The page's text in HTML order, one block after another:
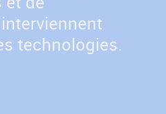
technologies.